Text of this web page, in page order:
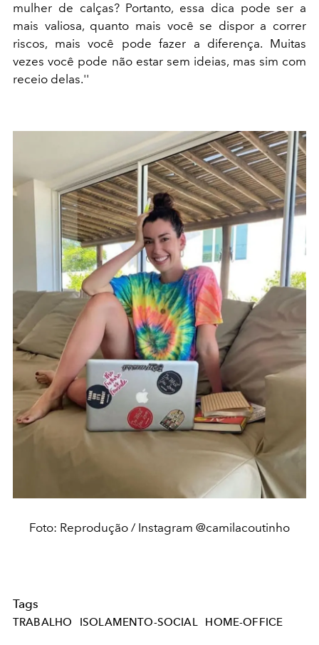
mulher de calças? Portanto, essa dica pode ser a
mais valiosa, quanto mais você se dispor a correr
riscos, mais você pode fazer a diferença. Muitas
vezes você pode não estar sem ideias, mas sim com
receio delas.''
Foto: Reprodução / Instagram @camilacoutinho
Tags
TRABALHO ISOLAMENTO-SOCIAL HOME-OFFICE